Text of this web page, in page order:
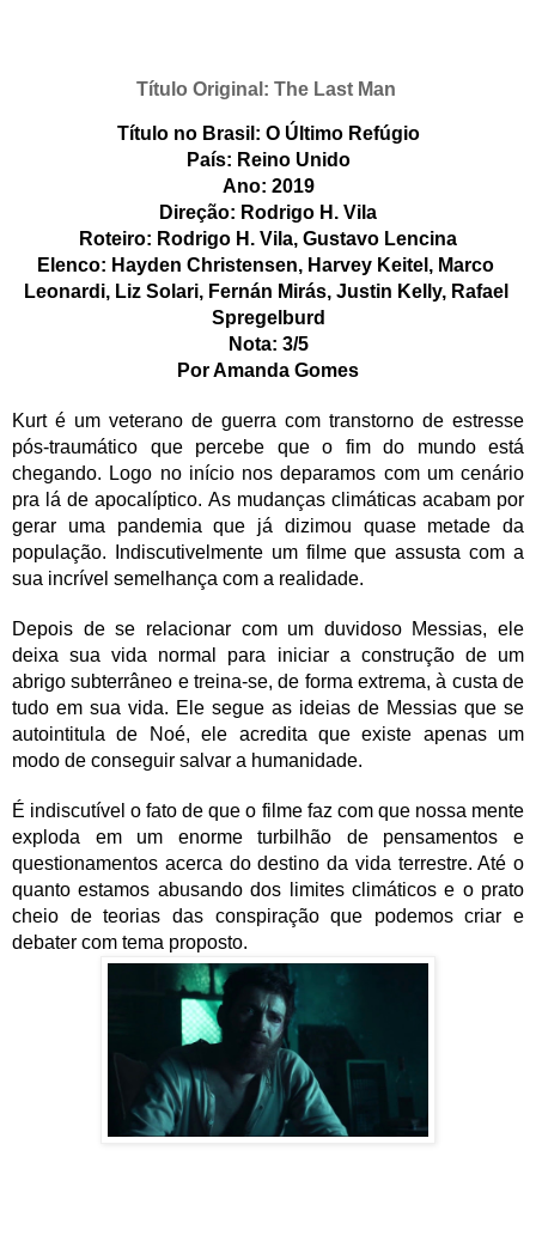
Título Original: The Last Man
Título no Brasil: O Último Refúgio
País: Reino Unido
Ano: 2019
Direção: Rodrigo H. Vila
Roteiro: Rodrigo H. Vila, Gustavo Lencina
Elenco: Hayden Christensen, Harvey Keitel, Marco
Leonardi, Liz Solari, Fernán Mirás, Justin Kelly, Rafael
Spregelburd
Nota: 3/5
Por Amanda Gomes
Kurt é um veterano de guerra com transtorno de estresse
pós-traumático que percebe que o fim do mundo está
chegando. Logo no início nos deparamos com um cenário
pra lá de apocalíptico. As mudanças climáticas acabam por
gerar uma pandemia que já dizimou quase metade da
população. Indiscutivelmente um filme que assusta com a
sua incrível semelhança com a realidade.
Depois de se relacionar com um duvidoso Messias, ele
deixa sua vida normal para iniciar a construção de um
abrigo subterrâneo e treina-se, de forma extrema, à custa de
tudo em sua vida. Ele segue as ideias de Messias que se
autointitula de Noé, ele acredita que existe apenas um
modo de conseguir salvar a humanidade.
É indiscutível o fato de que o filme faz com que nossa mente
exploda em um enorme turbilhão de pensamentos e
questionamentos acerca do destino da vida terrestre. Até o
quanto estamos abusando dos limites climáticos e o prato
cheio de teorias das conspiração que podemos criar e
debater com tema proposto.